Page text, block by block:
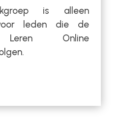
is alleen
leden die de
Leren Online